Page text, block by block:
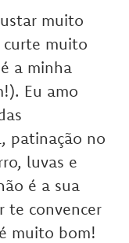
muito
curte muito
a minha
Eu amo
patinação no
luvas e
é a sua
te convencer
muito bom!